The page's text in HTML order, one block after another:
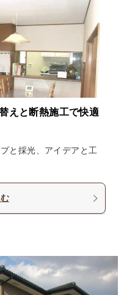
えと断熱施工で快適
と採光、アイデアと工